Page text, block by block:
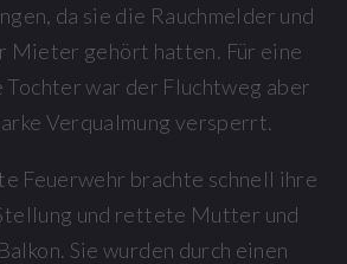
da sie die Rauchmelder und
Mieter gehört hatten. Für eine
war der Fluchtweg aber
Verqualmung versperrt.
Feuerwehr brachte schnell ihre
und rettete Mutter und
Sie wurden durch einen